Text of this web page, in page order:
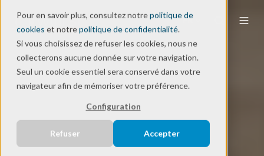
Pour en savoir plus, consultez notrepolitique de
cookies et notrepolitique de confidentialité.
Si vous choisissez de refuser les cookies, nous ne
collecterons aucune donnée sur votre navigation.
Seul un cookie essentiel sera conservé dans votre
navigateur afin de mémoriser votre préférence.
Configuration
Refuser Accepter
FR